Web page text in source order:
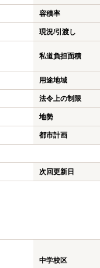
容積率
現況/引渡し
私道負担面積
用途地域
法令上の制限
地勢
都市計画
次回更新日
中学校区